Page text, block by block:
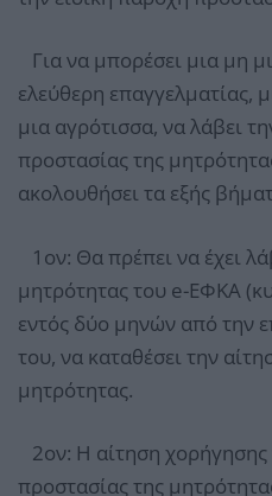
Για να μπορέσει μια μη
ελεύθερη επαγγελματίας,
μια αγρότισσα, να λάβει
προστασίας της
ακολουθήσει τα εξής
1ον: Θα πρέπει να έχει
μητρότητας του e-ΕΦΚΑ
εντός δύο μηνών από την
του, να καταθέσει την
μητρότητας.
2ον: Η αίτηση χορήγησης
προστασίας της